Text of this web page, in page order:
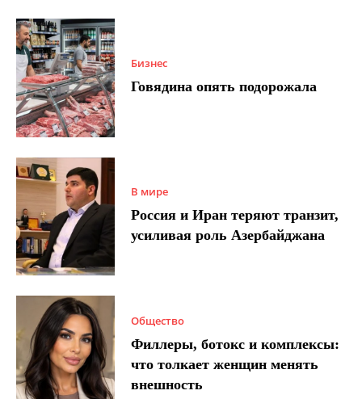
Бизнес
Говядина опять подорожала
В мире
Россия и Иран теряют транзит,
усиливая роль Азербайджана
Общество
Филлеры, ботокс и комплексы:
что толкает женщин менять
внешность